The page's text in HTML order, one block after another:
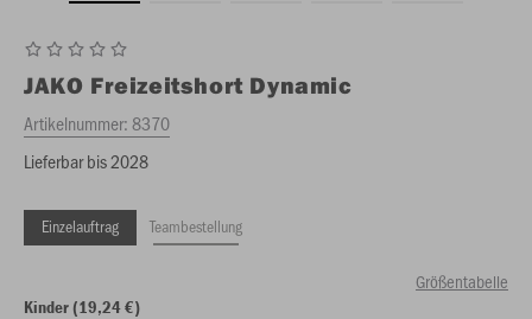
JAKO Freizeitshort Dynamic
Artikelnummer:8370
Lieferbar bis 2028
Einzelauftrag Teambestellung
Größentabelle
Kinder (19,24 €)